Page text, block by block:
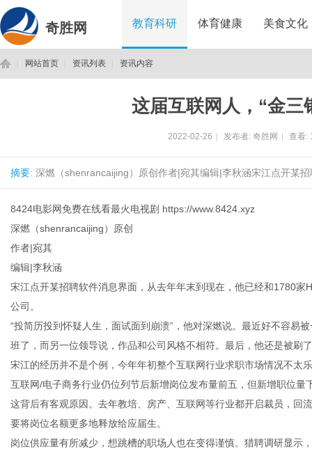
奇胜网 教育科研 体育健康 美食文化
网站首页 资讯列表 资讯内容
这届互联网人，“金三
2022-02-26 发布者: 奇胜网 查看:
摘要: 深燃（shenrancaijing）原创作者|宛其编辑|李秋涵宋江点开某
8424电影网免费在线看最火电视剧 https://www.8424.xyz
深燃（shenrancaijing）原创
作者|宛其
编辑|李秋涵
宋江点开某招聘软件消息界面，从去年年末到现在，他已经和1780
公司。
“投简历投到怀疑人生，面试面到崩溃”，他对深燃说。最近好不容易
班了，而另一位领导说，作品和公司风格不相符。最后，他还是被刷
宋江的经历并不是个例，今年年初整个互联网行业求职市场情况不太
互联网/电子商务行业仍位列节后新增岗位发布量前五，但新增职位
这背后有客观原因。去年教培、房产、互联网等行业都开启裁员，回
要将岗位名额更多地释放给应届生。
岗位供应量有所减少，想跳槽的职场人也在变得谨慎。猎聘调研显